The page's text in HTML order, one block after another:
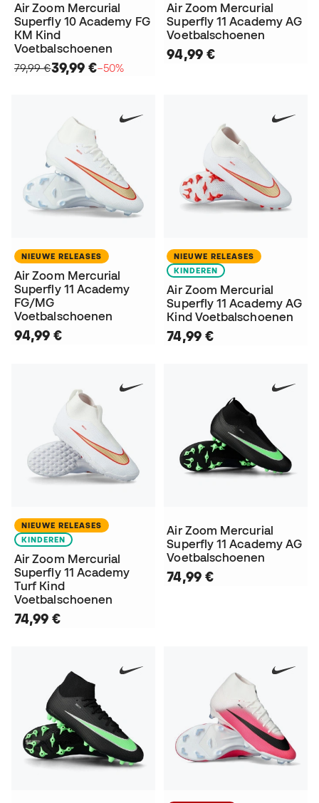
Air Zoom Mercurial
Superfly 10 Academy FG
KM Kind
Voetbalschoenen
79,99 €39,99 €−50%
Air Zoom Mercurial
Superfly 11 Academy AG
Voetbalschoenen
94,99 €
NIEUWE RELEASES
Air Zoom Mercurial
Superfly 11 Academy
FG/MG
Voetbalschoenen
94,99 €
NIEUWE RELEASES
KINDEREN
Air Zoom Mercurial
Superfly 11 Academy AG
Kind Voetbalschoenen
74,99 €
NIEUWE RELEASES
KINDEREN
Air Zoom Mercurial
Superfly 11 Academy
Turf Kind
Voetbalschoenen
74,99 €
Air Zoom Mercurial
Superfly 11 Academy AG
Voetbalschoenen
74,99 €